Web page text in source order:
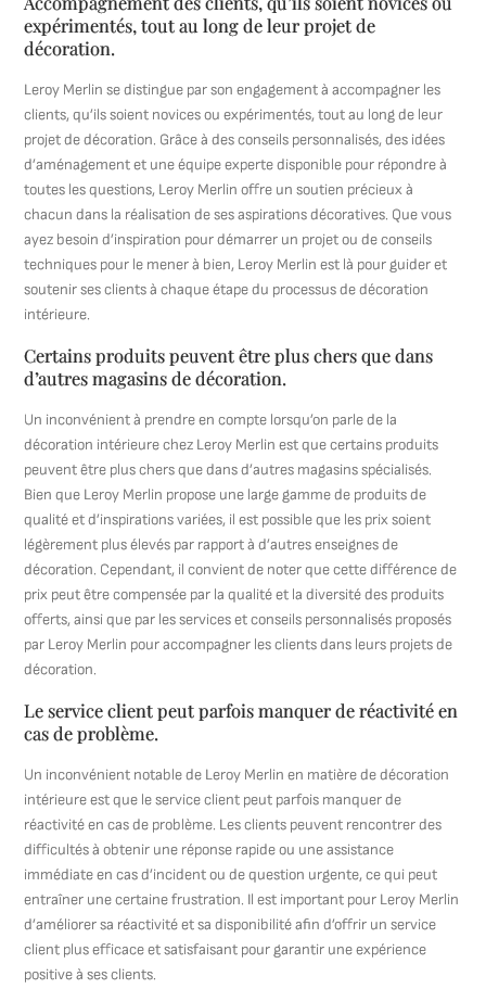
expérimentés, tout au long de leur projet de
décoration.
Leroy Merlin se distingue par son engagement à accompagner les
clients, qu’ils soient novices ou expérimentés, tout au long de leur
projet de décoration. Grâce à des conseils personnalisés, des idées
d’aménagement et une équipe experte disponible pour répondre à
toutes les questions, Leroy Merlin offre un soutien précieux à
chacun dans la réalisation de ses aspirations décoratives. Que vous
ayez besoin d’inspiration pour démarrer un projet ou de conseils
techniques pour le mener à bien, Leroy Merlin est là pour guider et
soutenir ses clients à chaque étape du processus de décoration
intérieure.
Certains produits peuvent être plus chers que dans
d’autres magasins de décoration.
Un inconvénient à prendre en compte lorsqu’on parle de la
décoration intérieure chez Leroy Merlin est que certains produits
peuvent être plus chers que dans d’autres magasins spécialisés.
Bien que Leroy Merlin propose une large gamme de produits de
qualité et d’inspirations variées, il est possible que les prix soient
légèrement plus élevés par rapport à d’autres enseignes de
décoration. Cependant, il convient de noter que cette différence de
prix peut être compensée par la qualité et la diversité des produits
offerts, ainsi que par les services et conseils personnalisés proposés
par Leroy Merlin pour accompagner les clients dans leurs projets de
décoration.
Le service client peut parfois manquer de réactivité en
cas de problème.
Un inconvénient notable de Leroy Merlin en matière de décoration
intérieure est que le service client peut parfois manquer de
réactivité en cas de problème. Les clients peuvent rencontrer des
difficultés à obtenir une réponse rapide ou une assistance
immédiate en cas d’incident ou de question urgente, ce qui peut
entraîner une certaine frustration. Il est important pour Leroy Merlin
d’améliorer sa réactivité et sa disponibilité afin d’offrir un service
client plus efficace et satisfaisant pour garantir une expérience
positive à ses clients.